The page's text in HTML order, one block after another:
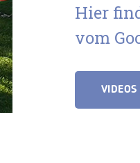
Hier
vom
VIDEOS